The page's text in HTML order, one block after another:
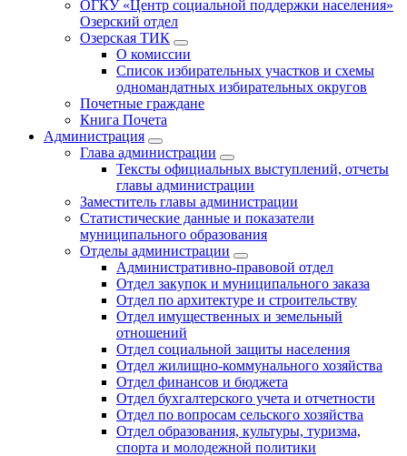
ОГКУ «Центр социальной поддержки населения»
Озерский отдел
Озерская ТИК
О комиссии
Список избирательных участков и схемы
одномандатных избирательных округов
Почетные граждане
Книга Почета
Администрация
Глава администрации
Тексты официальных выступлений, отчеты
главы администрации
Заместитель главы администрации
Статистические данные и показатели
муниципального образования
Отделы администрации
Административно-правовой отдел
Отдел закупок и муниципального заказа
Отдел по архитектуре и строительству
Отдел имущественных и земельный
отношений
Отдел социальной защиты населения
Отдел жилищно-коммунального хозяйства
Отдел финансов и бюджета
Отдел бухгалтерского учета и отчетности
Отдел по вопросам сельского хозяйства
Отдел образования, культуры, туризма,
спорта и молодежной политики